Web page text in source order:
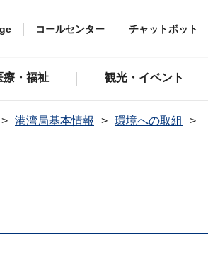
コールセンター チャットボット
療・福祉 観光・イベント
港湾局基本情報 環境への取組